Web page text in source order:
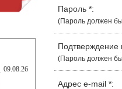
09.08.26
Пароль *:
(Пароль должен
(Пароль должен
Адрес e-mail *: